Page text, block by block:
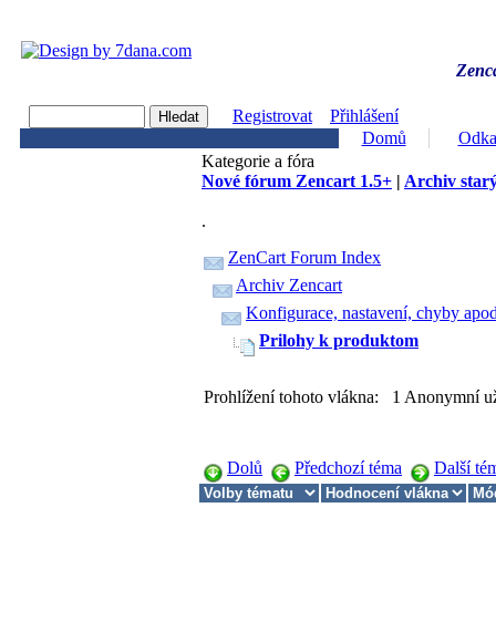
Registrovat
Přihlášení
Domů
Kategorie a fóra
Nové fórum Zencart 1.5+ | Archiv
.
ZenCart Forum Index
Archiv Zencart
Konfigurace, nastavení, chyby
Prilohy k produktom
Prohlížení tohoto vlákna: 1 Anonymní
Dolů Předchozí téma Další